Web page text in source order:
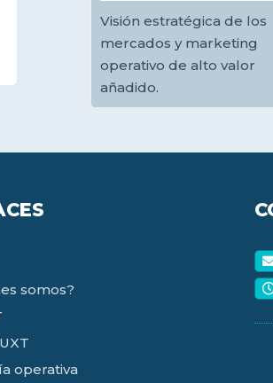
Visión estratégica de los
mercados y marketing
operativo de alto valor
añadido.
somos?
operativa